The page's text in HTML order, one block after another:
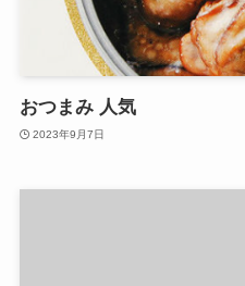
おつまみ 人気
2023年9月7日